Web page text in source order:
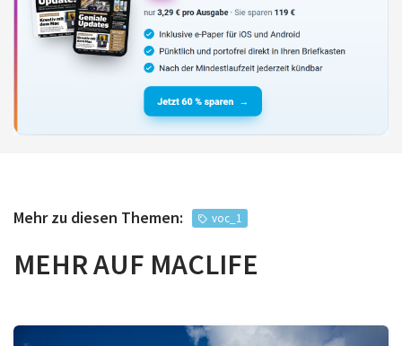
Mehr zu diesen Themen: voc_1
MEHR AUF MACLIFE